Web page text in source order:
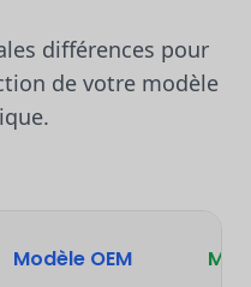
différences pour
de votre modèle
Modèle OEM